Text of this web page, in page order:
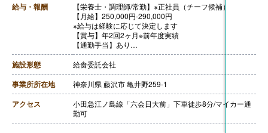
給与・報酬
【栄養士・調理師/常勤】※正社員（チーフ候補）
【月給】250,000円-290,000円
※給与は経験に応じて決定します
【賞与】年2回2ヶ月※前年度実績
【通勤手当】あり
※公共交通機関:上限30,000円/月
※マイカー通勤:片道2km以上（ガソリン代は規定内支
給）
【昇給】あり（年1回）
【退職金】あり（会社規定による）
++++++++++++++++++++
【調理師/常勤】※正社員
【月給】250,000円-270,000円
施設形態 給食委託会社
事業所所在地 神奈川県 藤沢市 亀井野259-1
アクセス
小田急江ノ島線「六会日大前」下車徒歩8分/マイカー通
勤可